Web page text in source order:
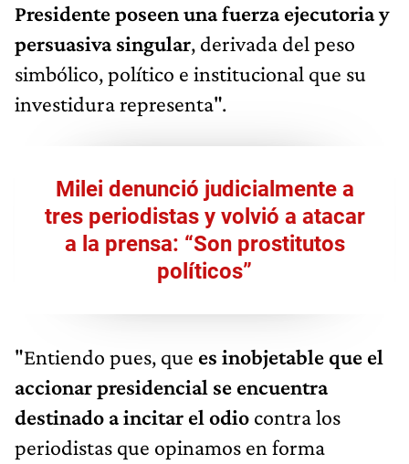
Presidente poseen una fuerza ejecutoria y
persuasiva singular, derivada del peso
simbólico, político e institucional que su
investidura representa".
Milei denunció judicialmente a
tres periodistas y volvió a atacar
a la prensa: “Son prostitutos
políticos”
"Entiendo pues, que es inobjetable que el
accionar presidencial se encuentra
destinado a incitar el odio contra los
periodistas que opinamos en forma